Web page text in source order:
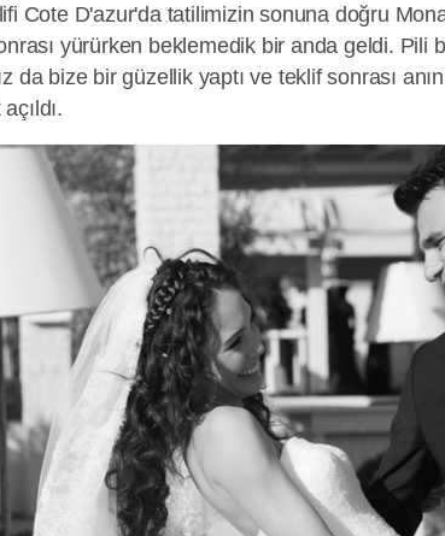
Cote D'azur'da tatilimizin sonuna doğru
yürürken beklemedik bir anda geldi. Pili
da bize bir güzellik yaptı ve teklif sonrası